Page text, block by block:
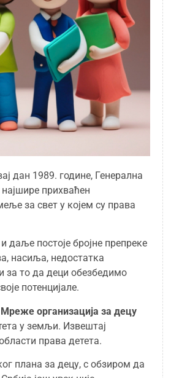
дан 1989. године, Генерална
најшире прихваћен
за свет у којем су права
даље постоје бројне препреке
насиља, недостатка
за то да деци обезбедимо
потенцијале.
Мреже организација за децу
у земљи. Извештај
права детета.
плана за децу, с обзиром да